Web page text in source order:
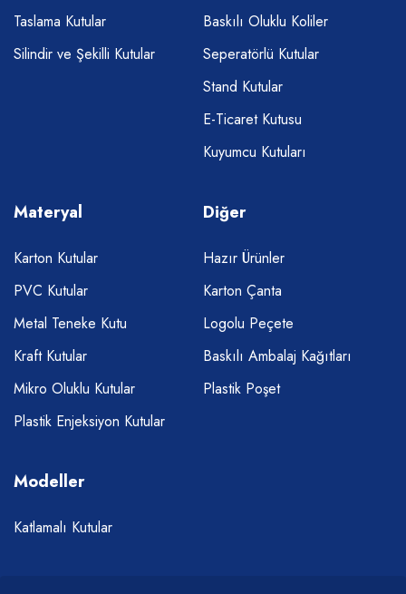
Taslama Kutular
Silindir ve Şekilli Kutular
Baskılı Oluklu Koliler
Seperatörlü Kutular
Stand Kutular
E-Ticaret Kutusu
Kuyumcu Kutuları
Materyal
Karton Kutular
PVC Kutular
Metal Teneke Kutu
Kraft Kutular
Mikro Oluklu Kutular
Plastik Enjeksiyon Kutular
Diğer
Hazır Ürünler
Karton Çanta
Logolu Peçete
Baskılı Ambalaj Kağıtları
Plastik Poşet
Modeller
Katlamalı Kutular